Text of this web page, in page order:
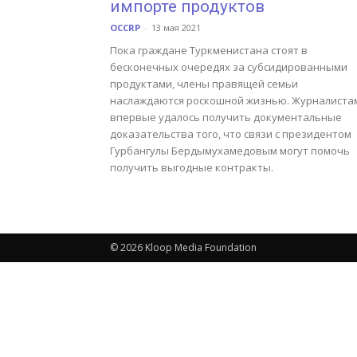
импорте продуктов
OCCRP - 13 мая 2021
Пока граждане Туркменистана стоят в
бесконечных очередях за субсидированными
продуктами, члены правящей семьи
наслаждаются роскошной жизнью.
впервые удалось получить документальные
доказательства того, что связи с президентом
Гурбангулы Бердымухамедовым могут помочь
получить выгодные контракты.
© 2026 Kloop Media Foundation